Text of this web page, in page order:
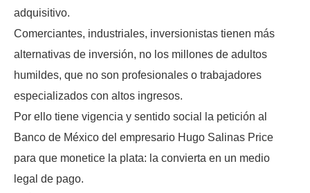
adquisitivo.
Comerciantes, industriales, inversionistas tienen más
alternativas de inversión, no los millones de adultos
humildes, que no son profesionales o trabajadores
especializados con altos ingresos.
Por ello tiene vigencia y sentido social la petición al
Banco de México del empresario Hugo Salinas Price
para que monetice la plata: la convierta en un medio
legal de pago.